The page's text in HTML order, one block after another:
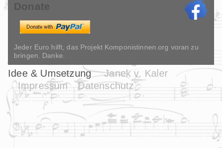
Donate
Jeder Euro hilft, das Projekt Komponistinnen.org voran zu
bringen. Danke.
Idee & Umsetzung
Janek v. Kaler
Impressum
Datenschutz